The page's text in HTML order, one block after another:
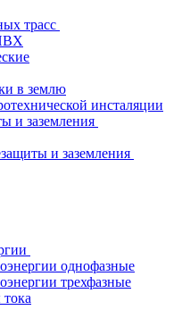
трасс
в землю
инсталяции
и заземления
и заземления
однофазные
трехфазные